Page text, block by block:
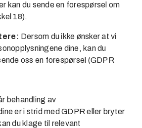
kan du sende en forespørsel om
18).
Dersom du ikke ønsker at vi
dine, kan du
oss en forespørsel (GDPR
behandling av
er i strid med GDPR eller bryter
du klage til relevant